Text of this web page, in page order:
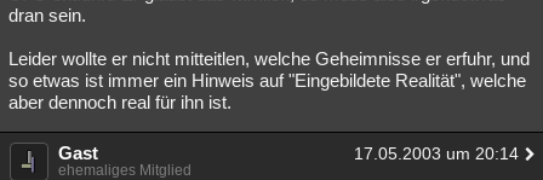
dran sein.
Leider wollte er nicht mitteitlen, welche Geheimnisse er erfuhr, und
so etwas ist immer ein Hinweis auf "Eingebildete Realität", welche
aber dennoch real für ihn ist.
Gast 17.05.2003 um 20:14
ehemaliges Mitglied